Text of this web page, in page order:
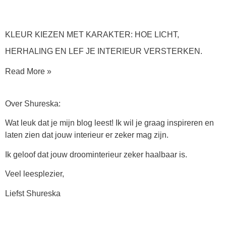
KLEUR KIEZEN MET KARAKTER: HOE LICHT,
HERHALING EN LEF JE INTERIEUR VERSTERKEN.
Read More »
Over Shureska:
Wat leuk dat je mijn blog leest! Ik wil je graag inspireren en
laten zien dat jouw interieur er zeker mag zijn.
Ik geloof dat jouw droominterieur zeker haalbaar is.
Veel leesplezier,
Liefst Shureska